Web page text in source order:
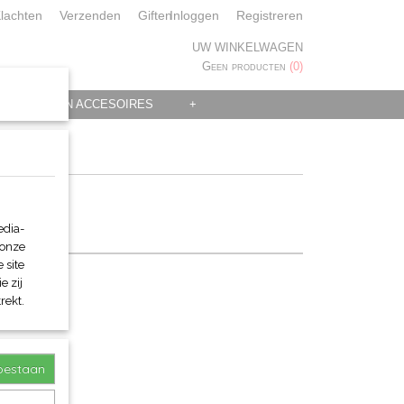
Verzenden GiftenInloggen Registreren
UW WINKELWAGEN
Geen producten (0)
KLEDING EN ACCESOIRES +
site
zij